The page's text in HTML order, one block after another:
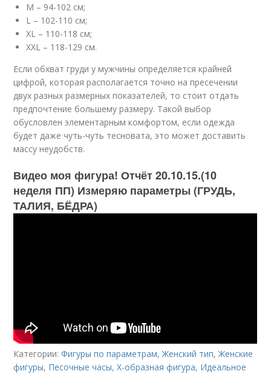
M – 94-102 см;
L – 102-110 см;
XL – 110-118 см;
XXL – 118-129 см.
Если обхват груди у мужчины определяется крайней
цифрой, которая располагается точно на пресечении
двух разных размерных показателей, то стоит отдать
предпочтение большему размеру. Такой выбор
обусловлен элементарным комфортом, если одежда
будет даже чуть-чуть тесновата, это может доставить
массу неудобств.
Видео моя фигура! Отчёт 20.10.15.(10
неделя ПП) Измеряю параметры (ГРУДЬ,
ТАЛИЯ, БЁДРА)
Категории:Фигуры по параметрам,Женский тип,Женские
фигуры, Песочные часы,Х-образная фигура, Идеальное